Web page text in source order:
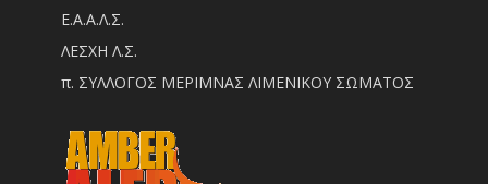
Ε.Α.Α.Λ.Σ.
ΛΕΣΧΗ Λ.Σ.
π. ΣΥΛΛΟΓΟΣ ΜΕΡΙΜΝΑΣ ΛΙΜΕΝΙΚΟΥ ΣΩΜΑΤΟΣ